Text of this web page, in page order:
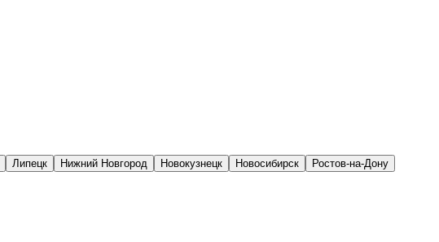
Липецк Нижний Новгород Новокузнецк Новосибирск
Ростов-на-Дону